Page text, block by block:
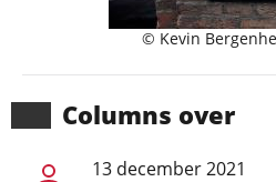
© Kevin
Columns over
13 december 2021